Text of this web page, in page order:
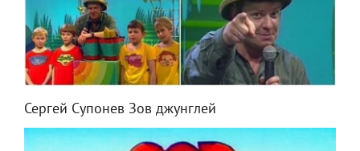
Сергей Супонев Зов джунглей